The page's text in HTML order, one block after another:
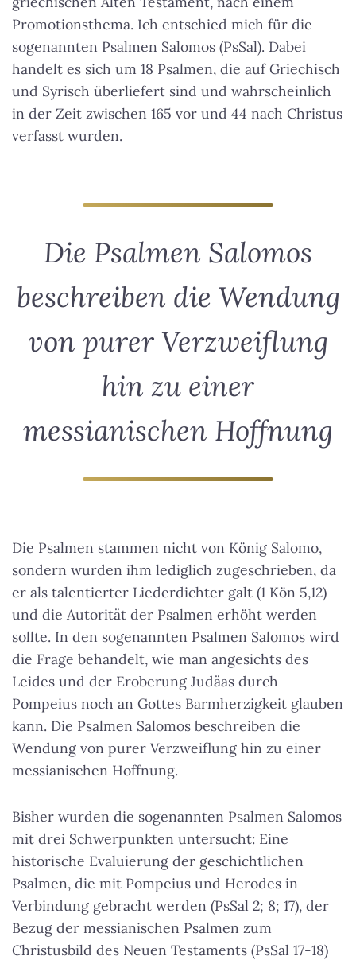
Promotionsthema. Ich entschied mich für die
sogenannten Psalmen Salomos (PsSal). Dabei
handelt es sich um 18 Psalmen, die auf Griechisch
und Syrisch überliefert sind und wahrscheinlich
in der Zeit zwischen 165 vor und 44 nach Christus
verfasst wurden.
Die Psalmen Salomos
beschreiben die Wendung
von purer Verzweiflung
hin zu einer
messianischen Hoffnung
Die Psalmen stammen nicht von König Salomo,
sondern wurden ihm lediglich zugeschrieben, da
er als talentierter Liederdichter galt (1 Kön 5,12)
und die Autorität der Psalmen erhöht werden
sollte. In den sogenannten Psalmen Salomos wird
die Frage behandelt, wie man angesichts des
Leides und der Eroberung Judäas durch
Pompeius noch an Gottes Barmherzigkeit glauben
kann. Die Psalmen Salomos beschreiben die
Wendung von purer Verzweiflung hin zu einer
messianischen Hoffnung.
Bisher wurden die sogenannten Psalmen Salomos
mit drei Schwerpunkten untersucht: Eine
historische Evaluierung der geschichtlichen
Psalmen, die mit Pompeius und Herodes in
Verbindung gebracht werden (PsSal 2; 8; 17), der
Bezug der messianischen Psalmen zum
Christusbild des Neuen Testaments (PsSal 17-18)